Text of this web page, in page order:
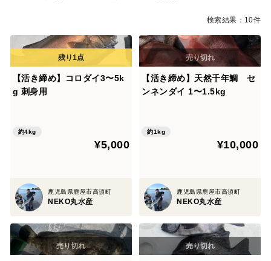
検索結果：10件
【活き締め】コロダイ3〜5k
g 刺身用
約4kg
¥5,000
鹿児島県鹿屋市高須町
NEKO丸水産
【活き締め】天然千年鯛 セ
ンネンダイ 1〜1.5kg
約1kg
¥10,000
鹿児島県鹿屋市高須町
NEKO丸水産